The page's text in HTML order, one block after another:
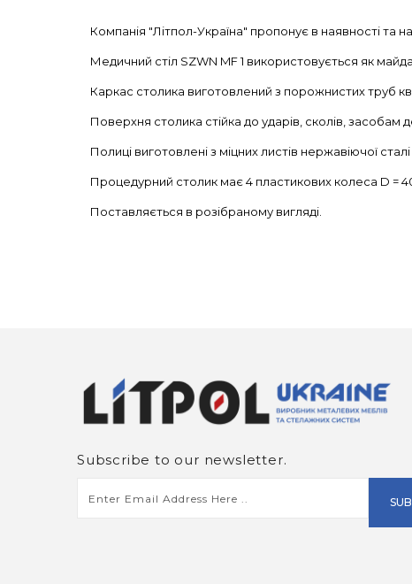
Компанія "Літпол-Україна" пропонує в наявності та
Медичний стіл SZWN MF 1 використовується як
Каркас столика виготовлений з порожнистих труб
Поверхня столика стійка до ударів, сколів,
Полиці виготовлені з міцних листів нержавіючої
Процедурний столик має 4 пластикових колеса D =
Поставляється в розібраному вигляді.
Subscribe to our newsletter.